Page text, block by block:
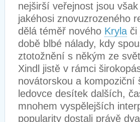
nejširší veřejnost jsou
jakéhosi znovuzrozeného
dělá téměř nového Kryla či
době blbé nálady, kdy
ztotožnění s někým ze
Xindl jistě v rámci
novátorskou a kompoziční
ledovce desítek dalších,
mnohem vyspělejších
popularity dostali právě